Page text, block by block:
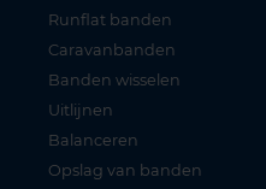
Runflat banden
Caravanbanden
Banden wisselen
Uitlijnen
Balanceren
Opslag van banden